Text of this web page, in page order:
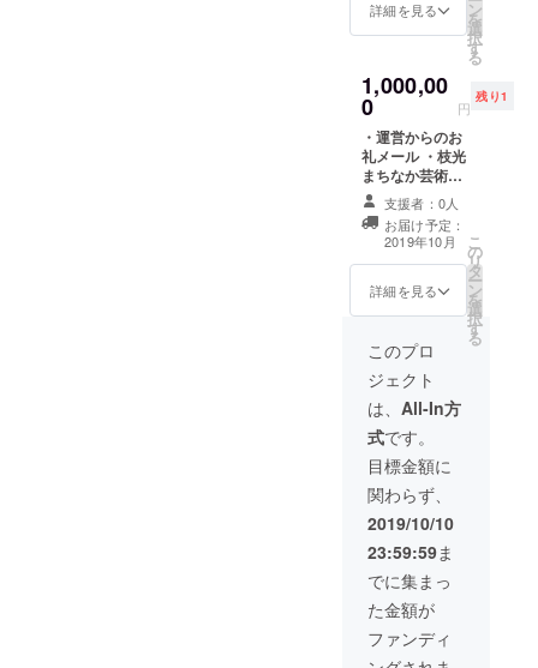
ご芳名張り出し
ター3日間利用権
提供（2019年度
内のみ有効） ※
支援時、必ず備
考欄にご芳名希
望のお名前をご
記入ください。
※招待券は来場し
た支援者の方に
直接お渡しいた
します、当日受
お伝えください
詳細を見る ン
を
選
択
す
る
1,000,00
0 円
残り1
・運営からのお
礼メール ・枝光
まちなか芸術祭
全作品招待券提
供（全日程使用
可） ・芸術祭オ
リジナルTシャツ
＋芸術祭期間中
ご芳名張り出し
げ ※支援時、必
ず備考欄にご芳
名希望のお名前
をご記入くださ
い。 ※招待券は
来場した支援者
の方に直接お渡
しいたします、
当日受付にてお
名前をお伝えく
の日時・場所は
以下です 時間：
2019年10月14
日20：00 場所：
枝光本町商店街
アイアンシア
支援者：0人
お届け予定：
2019年10月
詳細を見る
こ
の
リ
タ
ー
ン
を
選
択
す
る
このプロ
ジェクト
は、 All-In方
式です。
目標金額に
関わらず、
2019/10/10
23:59:59ま
でに集まっ
た金額が
ファンディ